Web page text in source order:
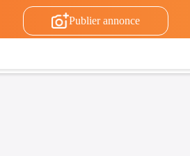
Publier annonce